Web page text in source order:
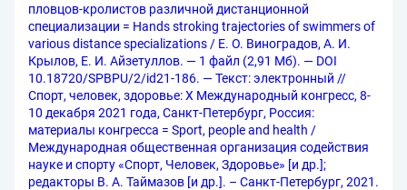
пловцов-кролистов различной дистанционной
специализации = Hands stroking trajectories of swimmers of
various distance specializations / Е. О. Виноградов, А. И.
Крылов, Е. И. Айзетуллов. — 1 файл (2,91 Мб). — DOI
10.18720/SPBPU/2/id21-186. — Текст: электронный //
Спорт, человек, здоровье: X Международный конгресс, 8-
10 декабря 2021 года, Санкт-Петербург, Россия:
материалы конгресса = Sport, people and health /
Международная общественная организация содействия
науке и спорту «Спорт, Человек, Здоровье» [и др.];
редакторы В. А. Таймазов [и др.]. – Санкт-Петербург, 2021.